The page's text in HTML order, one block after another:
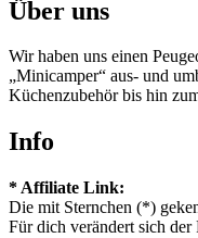
Über uns
Wir haben uns einen
„Minicamper“ aus- und
Küchenzubehör bis hin
Info
* Affiliate Link:
Die mit Sternchen (*)
Für dich verändert sich der